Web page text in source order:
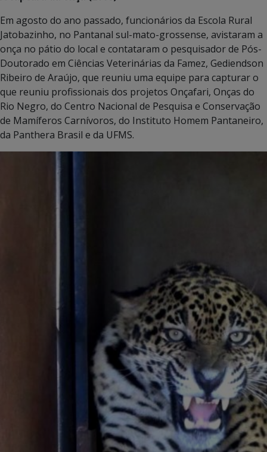
Em agosto do ano passado, funcionários da Escola Rural
Jatobazinho, no Pantanal sul-mato-grossense, avistaram a
onça no pátio do local e contataram o pesquisador de Pós-
Doutorado em Ciências Veterinárias da Famez, Gediendson
Ribeiro de Araújo, que reuniu uma equipe para capturar o
que reuniu profissionais dos projetos Onçafari, Onças do
Rio Negro, do Centro Nacional de Pesquisa e Conservação
de Mamíferos Carnívoros, do Instituto Homem Pantaneiro,
da Panthera Brasil e da UFMS.